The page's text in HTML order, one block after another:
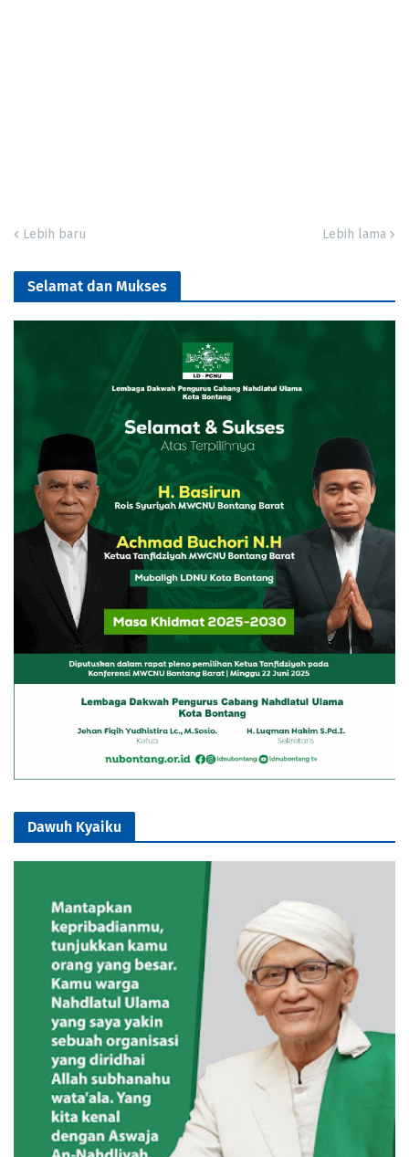
Lebih baru Lebih lama
Selamat dan Mukses
Dawuh Kyaiku